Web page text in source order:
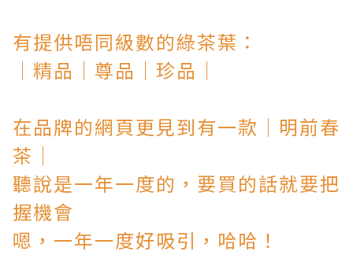
有提供唔同級數的綠茶葉 ：
│精品│尊品 │珍品 │
在品牌的網頁更見到有一款 │明前春
茶 │
聽說是一年一度的，要買的話就要把
握機會
嗯，一年一度好吸引，哈哈！